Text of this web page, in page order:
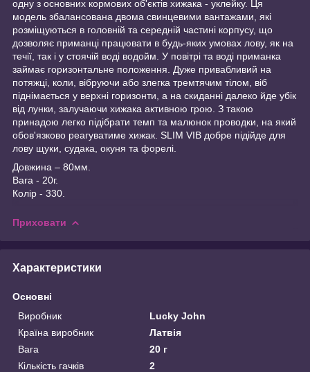
одну з основних кормових об'єктів хижака - уклейку. Ця
модель збалансована двома свинцевими вантажами, які
розміщуються в головній та середній частині корпусу, що
дозволяє приманці працювати в будь-яких умовах лову, як на
течії, так і у стоячій воді водойм. У повітрі та воді приманка
займає горизонтальне положення. Дуже привабливий на
потяжці, коли, вібруючи або злегка тремтячим тілом, віб
піднімається у верхні горизонти, а на скиданні далеко йде убік
від лунки, залучаючи хижака активною грою. З такою
принадою легко підібрати темп та малюнок проводки, на який
обов'язково реагуватиме хижак. SLIM VIB добре підійде для
лову щуки, судака, окуня та форелі.
Довжина – 80мм.
Вага - 20г.
Колір - 330.
Приховати
Характеристики
Основні
Виробник
Lucky John
Країна виробник
Латвія
Вага
20 г
Кількість гачків
2